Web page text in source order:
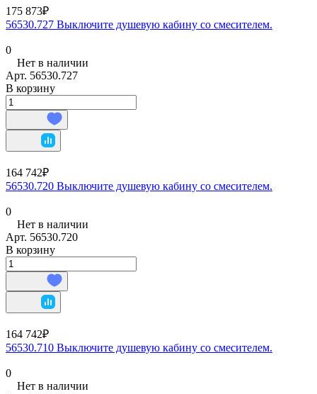
175 873₽
56530.727 Выключите душевую кабину со смесителем.
0
Нет в наличии
Арт. 56530.727
В корзину
164 742₽
56530.720 Выключите душевую кабину со смесителем.
0
Нет в наличии
Арт. 56530.720
В корзину
164 742₽
56530.710 Выключите душевую кабину со смесителем.
0
Нет в наличии